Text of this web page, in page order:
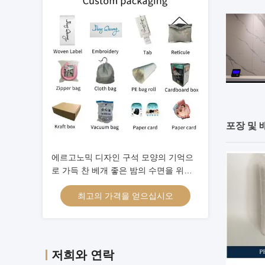
에르고노믹 디자인 구석 모양의 기억으
로 가득 찬 베개 좋은 밤의 수면을 위한
궁극적인 해결책
최고의 가격을 얻으십시오
저희와 연락
포장 및